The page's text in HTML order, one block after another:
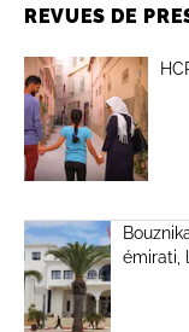
REVUES DE
émirati,